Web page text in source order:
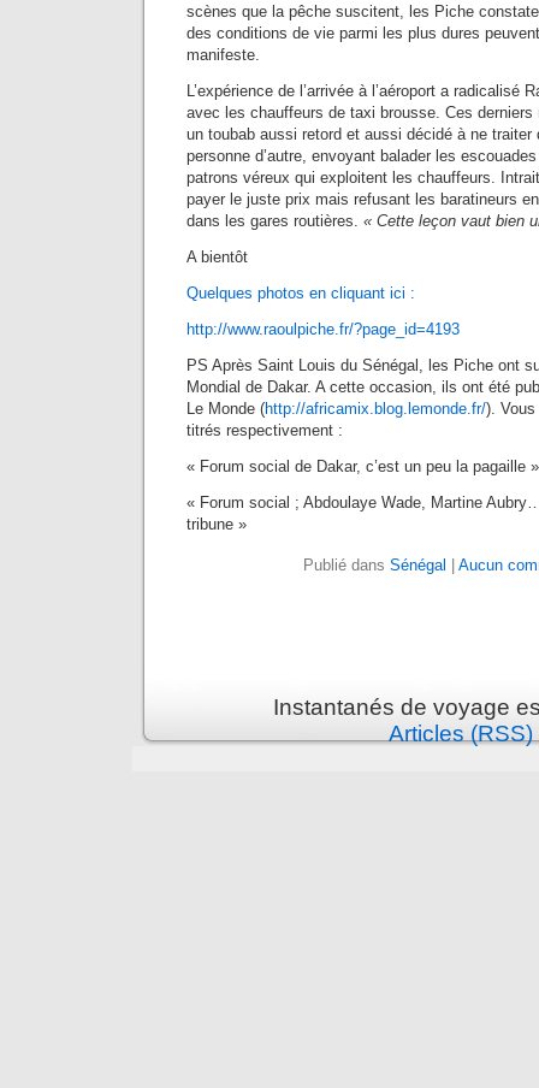
scènes que la pêche suscitent, les Piche
des conditions de vie parmi les plus dures
manifeste.
L’expérience de l’arrivée à l’aéroport a radicalisé
avec les chauffeurs de taxi brousse. Ces derniers
un toubab aussi retord et aussi décidé à ne traiter
personne d’autre, envoyant balader les
patrons véreux qui exploitent les chauffeurs.
payer le juste prix mais refusant les baratineurs
dans les gares routières. « Cette leçon vaut bien
A bientôt
Quelques photos en cliquant ici :
http://www.raoulpiche.fr/?page_id=4193
PS Après Saint Louis du Sénégal, les Piche ont
Mondial de Dakar. A cette occasion, ils ont été
Le Monde (http://africamix.blog.lemonde.fr/).
titrés respectivement :
« Forum social de Dakar, c’est un peu la pagaille »
« Forum social ; Abdoulaye Wade, Martine
tribune »
Publié dans Sénégal | Aucun
Instantanés de voyage
Articles (RSS)